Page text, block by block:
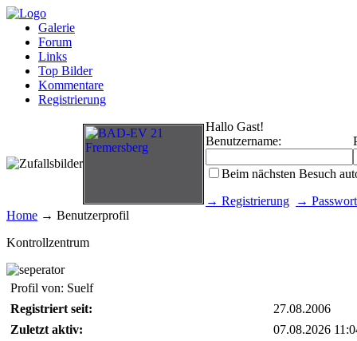
Galerie
Forum
Links
Top Bilder
Kommentare
Registrierung
Hallo Gast!
Benutzername:
Beim nächsten Besuch
→ Registrierung
→
Home → Benutzerprofil
Kontrollzentrum
Profil von: Suelf
Registriert seit:
27.08.2006
Zuletzt aktiv:
07.08.2026